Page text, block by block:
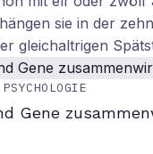
sie in der
gleichaltrigen
Gene